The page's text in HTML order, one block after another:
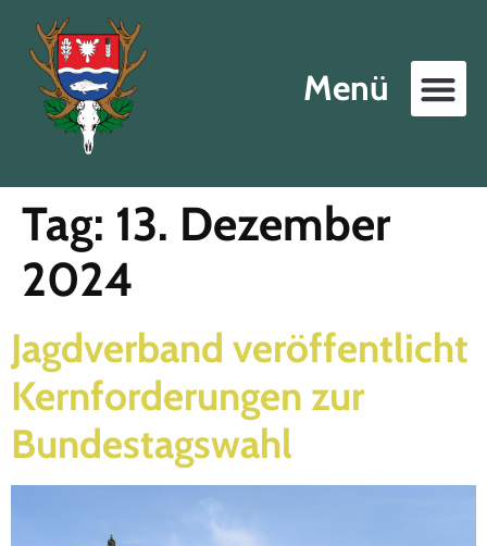
Menü
Tag: 13. Dezember
2024
Jagdverband veröffentlicht
Kernforderungen zur
Bundestagswahl